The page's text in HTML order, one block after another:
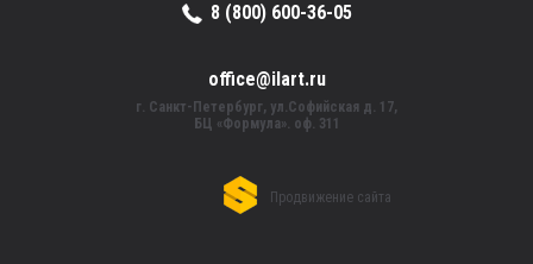
8 (800) 600-36-05
office@ilart.ru
г. Санкт-Петербург, ул.Софийская д. 17,
БЦ «Формула». оф. 311
Продвижение сайта